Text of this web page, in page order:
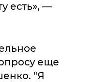
есть», —
еще
"Я